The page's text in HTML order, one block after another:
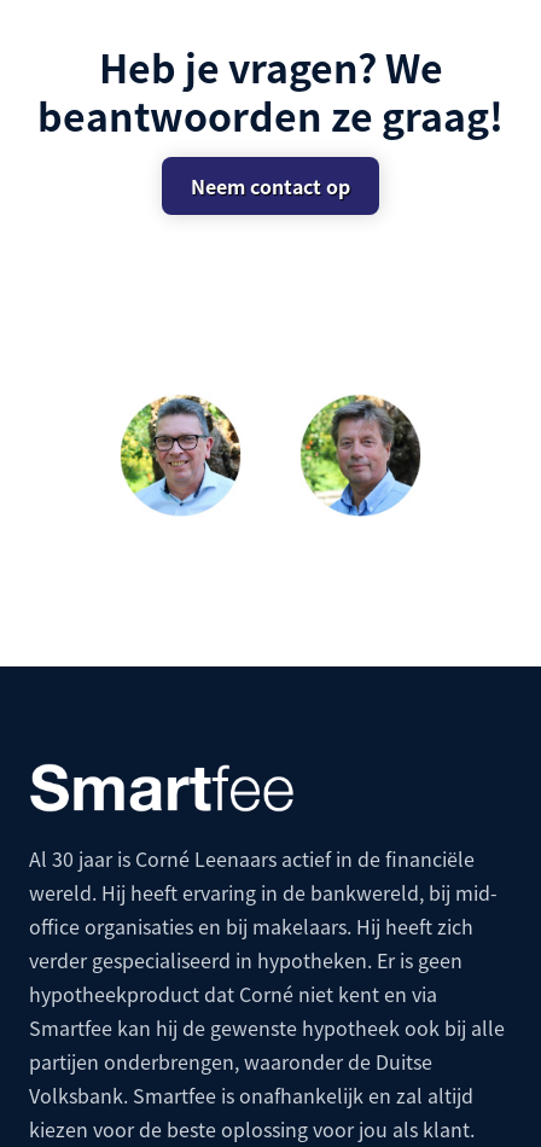
Heb je vragen? We
beantwoorden ze graag!
Neem contact op
Al 30 jaar is Corné Leenaars actief in de financiële
wereld. Hij heeft ervaring in de bankwereld, bij mid-
office organisaties en bij makelaars. Hij heeft zich
verder gespecialiseerd in hypotheken. Er is geen
hypotheekproduct dat Corné niet kent en via
Smartfee kan hij de gewenste hypotheek ook bij alle
partijen onderbrengen, waaronder de Duitse
Volksbank. Smartfee is onafhankelijk en zal altijd
kiezen voor de beste oplossing voor jou als klant.